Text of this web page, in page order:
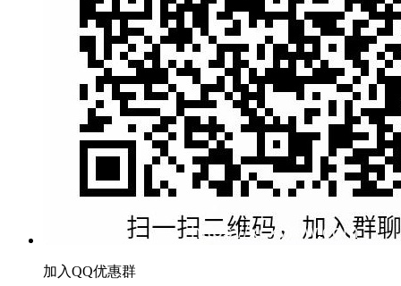
加入QQ优惠群